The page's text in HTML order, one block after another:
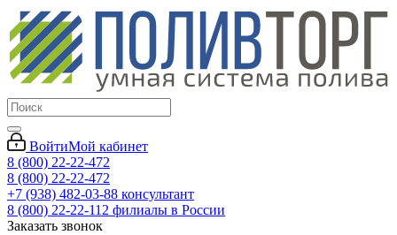
ВойтиМой кабинет
8 (800) 22-22-472
8 (800) 22-22-472
+7 (938) 482-03-88 консультант
8 (800) 22-22-112 филиалы в России
Заказать звонок